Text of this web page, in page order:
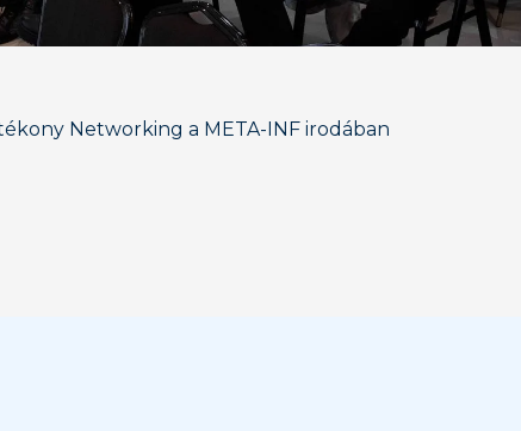
Networking a META-INF irodában